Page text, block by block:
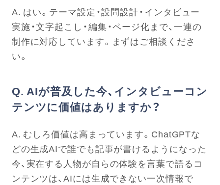
A. はい。テーマ設定・設問設計・インタビュー
実施・文字起こし・編集・ページ化まで、一連の
制作に対応しています。まずはご相談くださ
い。
Q. AIが普及した今、インタビューコン
テンツに価値はありますか？
A. むしろ価値は高まっています。ChatGPTな
どの生成AIで誰でも記事が書けるようになった
今、実在する人物が自らの体験を言葉で語るコ
ンテンツは、AIには生成できない一次情報で